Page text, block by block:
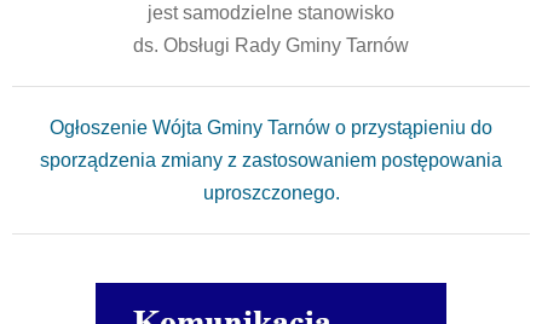
jest samodzielne stanowisko
ds. Obsługi Rady Gminy Tarnów
Ogłoszenie Wójta Gminy Tarnów o przystąpieniu do
sporządzenia zmiany z zastosowaniem postępowania
uproszczonego.